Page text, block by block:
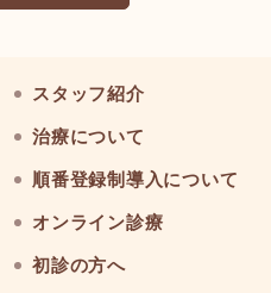
スタッフ紹介
治療について
順番登録制導入について
オンライン診療
初診の方へ